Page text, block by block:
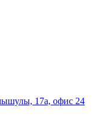
17а, офис 24